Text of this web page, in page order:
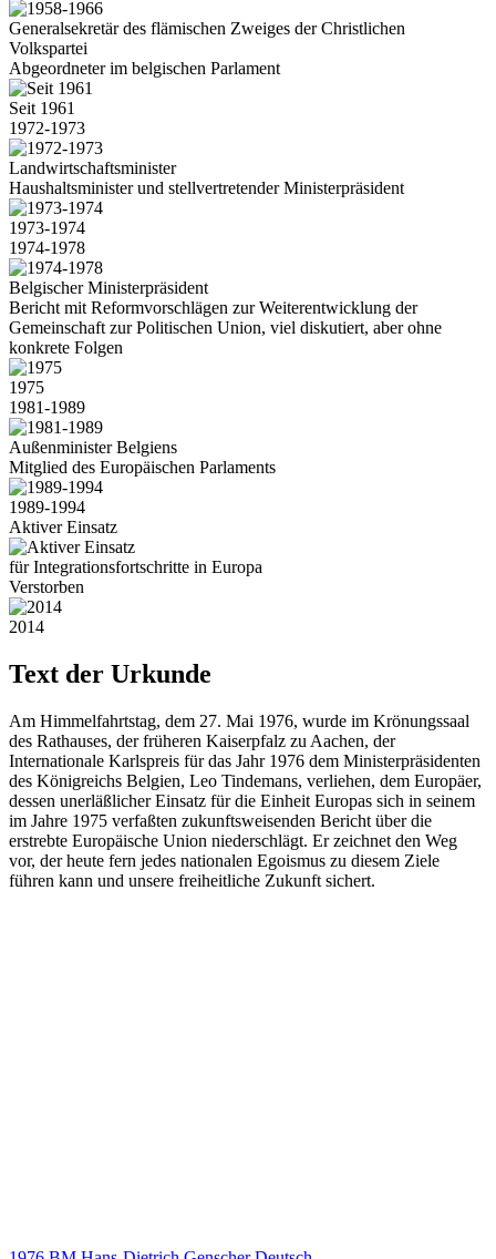
Generalsekretär des flämischen Zweiges der Christlichen
Volkspartei
Abgeordneter im belgischen Parlament
Seit 1961
1972-1973
Landwirtschaftsminister
Haushaltsminister und stellvertretender Ministerpräsident
1973-1974
1974-1978
Belgischer Ministerpräsident
Bericht mit Reformvorschlägen zur Weiterentwicklung der
Gemeinschaft zur Politischen Union, viel diskutiert, aber ohne
konkrete Folgen
1975
1981-1989
Außenminister Belgiens
Mitglied des Europäischen Parlaments
1989-1994
Aktiver Einsatz
für Integrationsfortschritte in Europa
Verstorben
2014
Text der Urkunde
Am Himmelfahrtstag, dem 27. Mai 1976, wurde im Krönungssaal
des Rathauses, der früheren Kaiserpfalz zu Aachen, der
Internationale Karlspreis für das Jahr 1976 dem Ministerpräsidenten
des Königreichs Belgien, Leo Tindemans, verliehen, dem Europäer,
dessen unerläßlicher Einsatz für die Einheit Europas sich in seinem
im Jahre 1975 verfaßten zukunftsweisenden Bericht über die
erstrebte Europäische Union niederschlägt. Er zeichnet den Weg
vor, der heute fern jedes nationalen Egoismus zu diesem Ziele
führen kann und unsere freiheitliche Zukunft sichert.